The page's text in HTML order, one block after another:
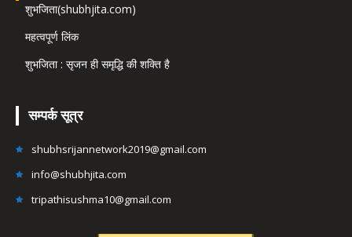
शुभजिता(shubhjita.com)
महत्वपूर्ण लिंक
शुभजिता : सृजन ही समृद्धि की शक्ति है
सम्पर्क सूत्र
shubhsrijannetwork2019@gmail.com
info@shubhjita.com
tripathisushma10@gmail.com